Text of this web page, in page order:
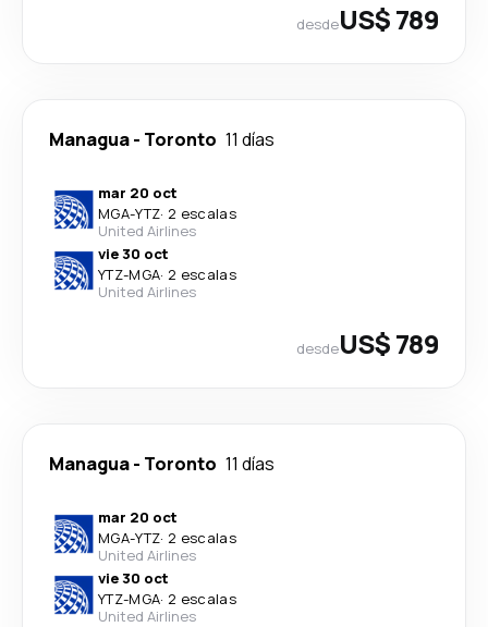
desdeUS$ 789
Managua- Toronto 11 días
mar 20 oct
MGA-YTZ· 2 escalas
United Airlines
vie 30 oct
YTZ-MGA· 2 escalas
United Airlines
desdeUS$ 789
Managua- Toronto 11 días
mar 20 oct
MGA-YTZ· 2 escalas
United Airlines
vie 30 oct
YTZ-MGA· 2 escalas
United Airlines